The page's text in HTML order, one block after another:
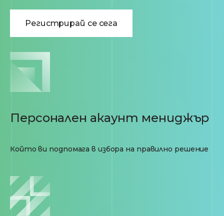
Регистрирай се сега
Персонален акаунт мениджър
Който ви подпомага в избора на правилно решение